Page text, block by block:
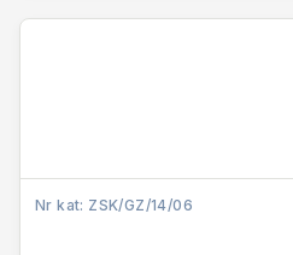
Nr kat: ZSK/GZ/14/06